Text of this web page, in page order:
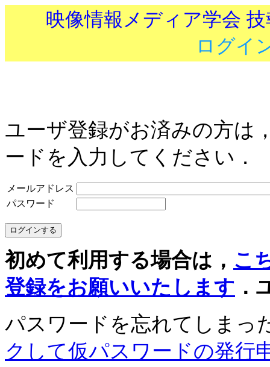
映像情報メディア学会
ログイ
ユーザ登録がお済みの方は
ードを入力してください．
メールアドレス
パスワード
初めて利用する場合は， こ
登録をお願いいたします ．
パスワードを忘れてしまっ
クして仮パスワードの発行